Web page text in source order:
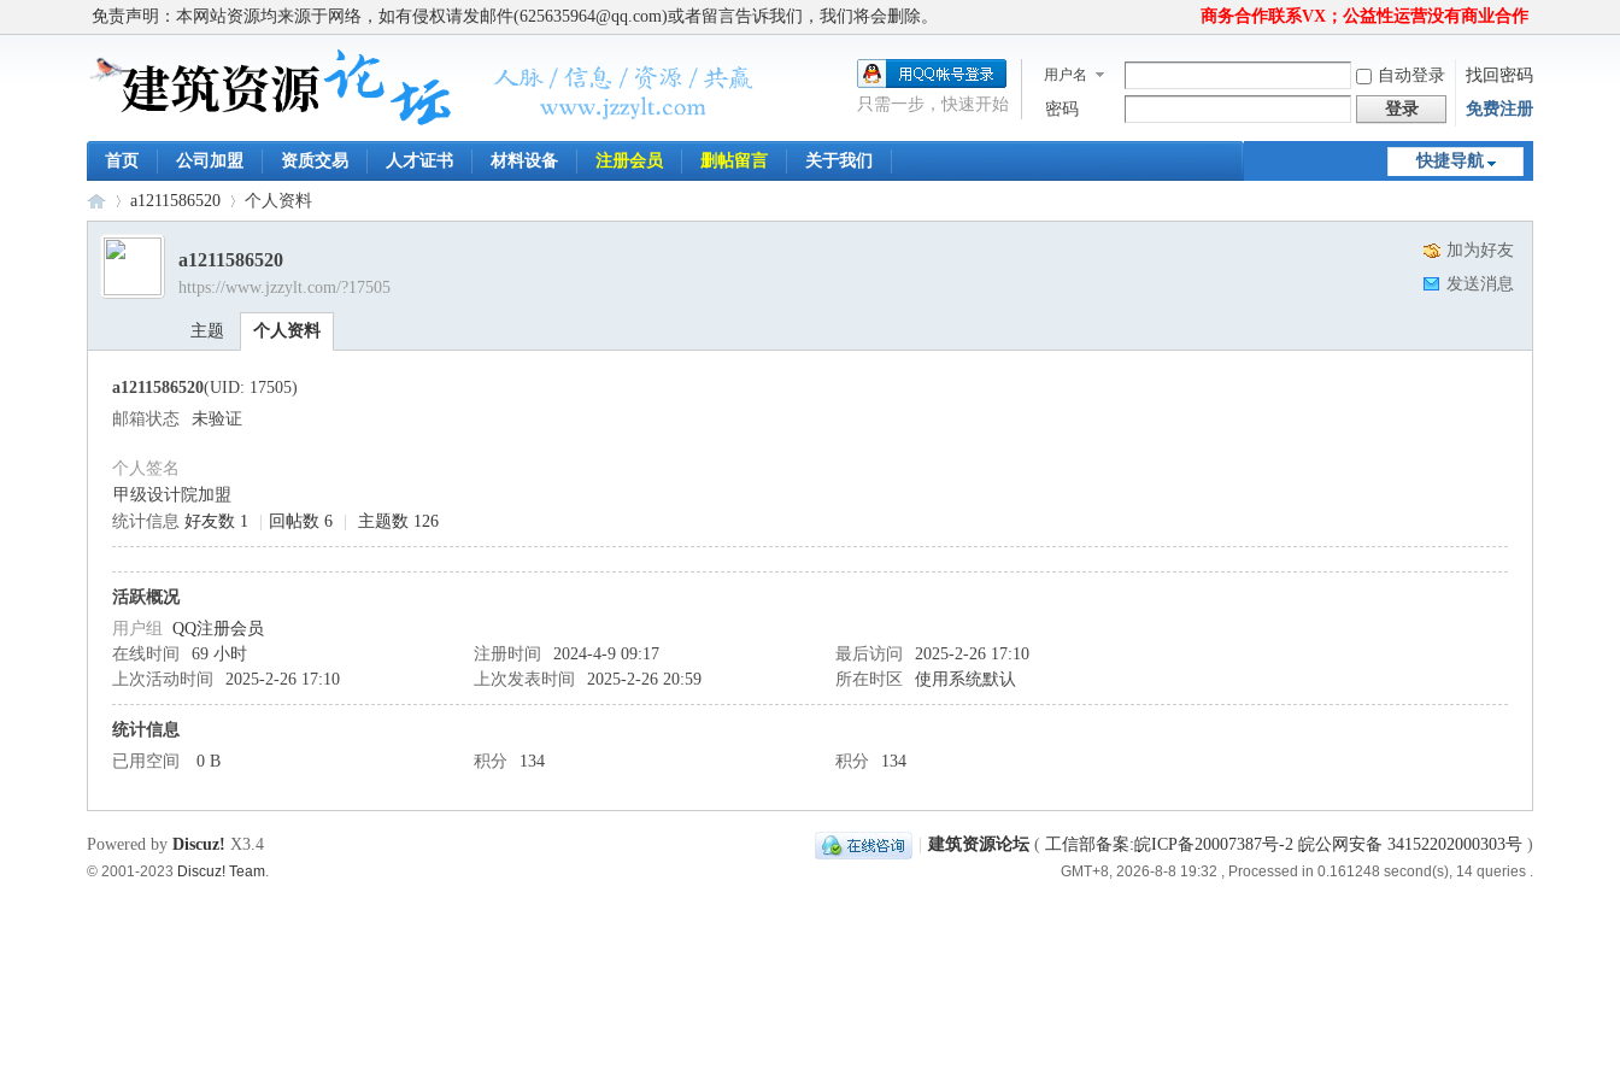
免责声明：本网站资源均来源于网络，如有侵权请发邮件(625635964@qq.com)或者留言告诉我们，我们将会删除。 商务合作联系VX；公益性运营没有商业合作
用户名 自动登录
找回密码
密码
登录 免费注册
只需一步，快速开始
快捷导航
首页 公司加盟 资质交易 人才证书 材料设备 注册会员 删帖留言 关于我们
›
a1211586520 个人资料
加为好友
发送消息
a1211586520
https://www.jzzylt.com/?17505
主题 个人资料
a1211586520(UID: 17505)
邮箱状态
未验证
个人签名
甲级设计院加盟
统计信息 好友数 1 回帖数 6 主题数 126
活跃概况
用户组 QQ注册会员
在线时间
69 小时 注册时间 2024-4-9 09:17 最后访问
2025-2-26 17:10
上次活动时间
2025-2-26 17:10 上次发表时间 2025-2-26 20:59 所在时区 使用系统默认
统计信息
已用空间
0 B 积分 134 积分 134
建筑资源论坛 ( 工信部备案:皖ICP备20007387号-2 皖公网安备 34152202000303号 )
GMT+8, 2026-8-8 19:32 , Processed in 0.161248 second(s), 14 queries .
Powered by Discuz! X3.4
© 2001-2023 Discuz! Team